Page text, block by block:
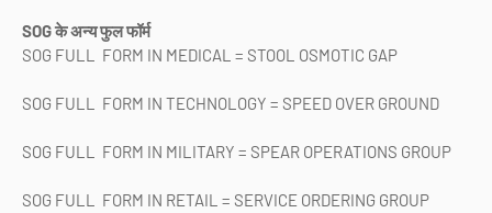
SOG के अन्य फुल फॉर्म
SOG FULL FORM IN MEDICAL = STOOL OSMOTIC GAP
SOG FULL FORM IN TECHNOLOGY = SPEED ​​OVER GROUND
SOG FULL FORM IN MILITARY = SPEAR OPERATIONS GROUP
SOG FULL FORM IN RETAIL = SERVICE ORDERING GROUP